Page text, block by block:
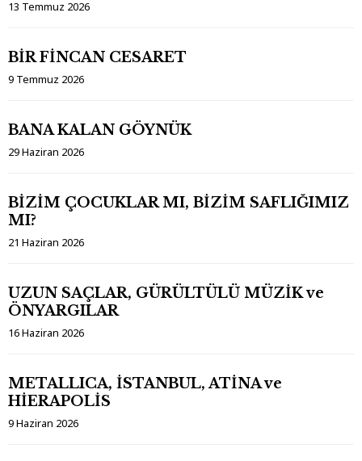
13 Temmuz 2026
BİR FİNCAN CESARET
9 Temmuz 2026
BANA KALAN GÖYNÜK
29 Haziran 2026
BİZİM ÇOCUKLAR MI, BİZİM SAFLIĞIMIZ
MI?
21 Haziran 2026
UZUN SAÇLAR, GÜRÜLTÜLÜ MÜZİK ve
ÖNYARGILAR
16 Haziran 2026
METALLICA, İSTANBUL, ATİNA ve
HİERAPOLİS
9 Haziran 2026